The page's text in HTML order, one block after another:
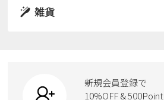
スニーカー
カジュアルシューズ
ローファー
サンダル
ボディバッグ
雑貨
ケア用品
新規会員登録で
10%OFF & 500Point